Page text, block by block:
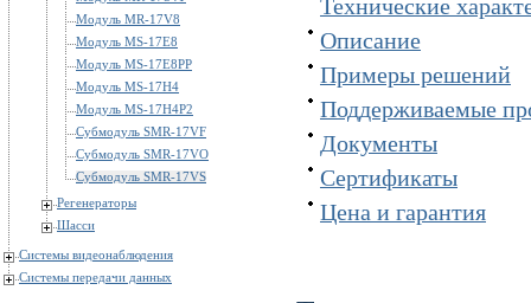
Модуль MR-17V8
Модуль MS-17E8
Модуль MS-17E8PP
Модуль MS-17H4
Модуль MS-17H4P2
Субмодуль SMR-17VF
Субмодуль SMR-17VO
Субмодуль SMR-17VS
Регенераторы
Шасси
Системы видеонаблюдения
Системы передачи данных
Технические
Описание
Примеры решений
Поддерживаемые
Документы
Сертификаты
Цена и гарантия